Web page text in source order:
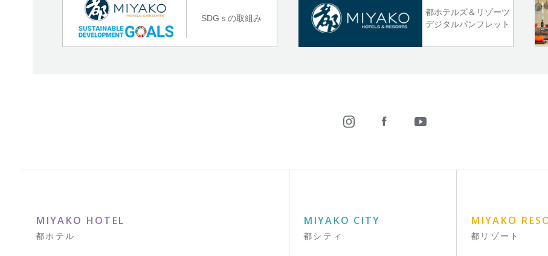
SDGｓの取組み
都ホテルズ＆リゾーツ
デジタルパンフレット
MIYAKO HOTEL
都ホテル
MIYAKO CITY
都シティ
MIYAKO
都リゾート